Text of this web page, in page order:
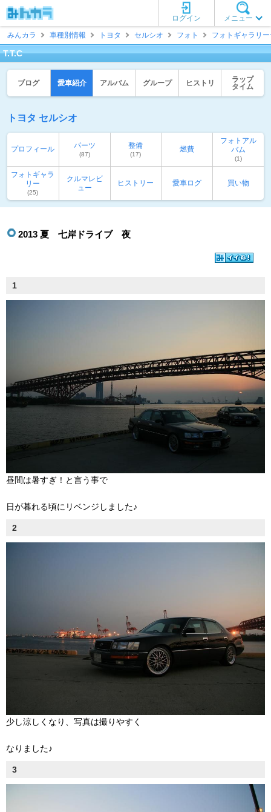
メニュー
ログイン
みんカラ
車種別情報 トヨタ セルシオ フォト フォトギャラリ
T.T.C
ブログ 愛車紹介 アルバム グループ ヒストリ
ラップ
タイム
トヨタ セルシオ
プロフィール パーツ
(87)
整備
(17)
燃費
フォトアル
バム
(1)
フォトギャラ
リー
(25)
クルマレビ
ュー
ヒストリー 愛車ログ 買い物
2013 夏 七岸ドライブ 夜
1
昼間は暑すぎ！と言う事で
日が暮れる頃にリベンジしました♪
2
少し涼しくなり、写真は撮りやすく
なりました♪
3